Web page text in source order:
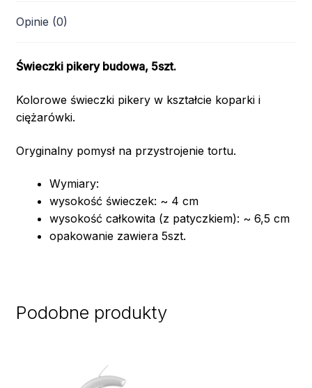
Opinie (0)
Świeczki pikery budowa, 5szt.
Kolorowe świeczki pikery w kształcie koparki i
ciężarówki.
Oryginalny pomysł na przystrojenie tortu.
Wymiary:
wysokość świeczek: ~ 4 cm
wysokość całkowita (z patyczkiem): ~ 6,5 cm
opakowanie zawiera 5szt.
Podobne produkty